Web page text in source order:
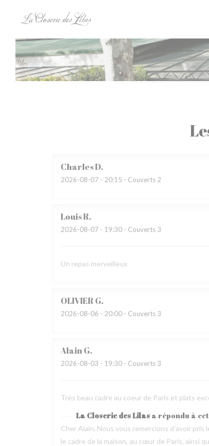
CharlesD
2026-08-07 - 20:15 - Couverts 2
LouisR
2026-08-07 - 19:30 - Couverts 3
Un repas merveilleux
OLIVIERG
2026-08-06 - 20:00 - Couverts 3
AlainG
2026-08-03 - 19:30 - Couverts 3
Très beau cadre au coeur de Paris et plats
La Closerie des Lilas a répondu à
Cher Alain, Nous vous remercions d’avoir
le cadre de la maison, au cœur de Paris, ainsi